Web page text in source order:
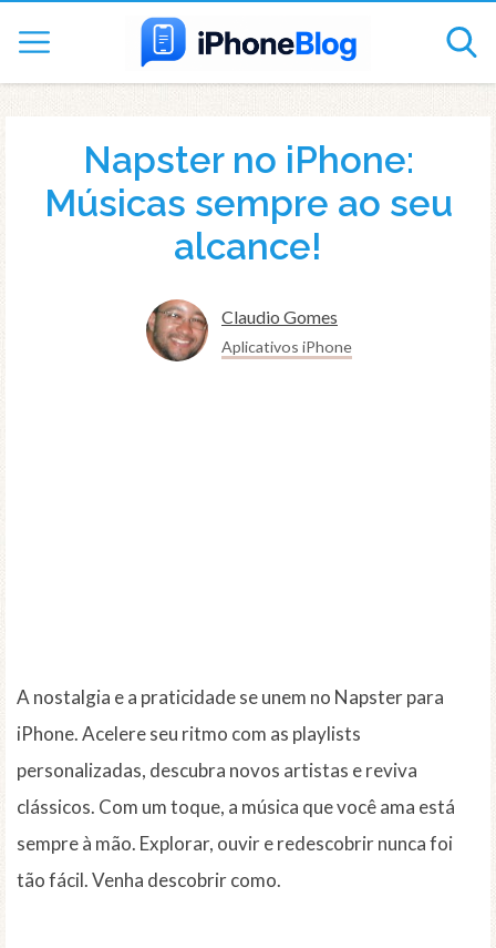
Napster no iPhone:
Músicas sempre ao seu
alcance!
Claudio Gomes
Aplicativos iPhone
A nostalgia e a praticidade se unem no Napster para
iPhone. Acelere seu ritmo com as playlists
personalizadas, descubra novos artistas e reviva
clássicos. Com um toque, a música que você ama está
sempre à mão. Explorar, ouvir e redescobrir nunca foi
tão fácil. Venha descobrir como.